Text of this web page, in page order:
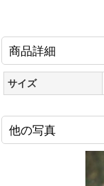
商品詳細
サイズ
他の写真